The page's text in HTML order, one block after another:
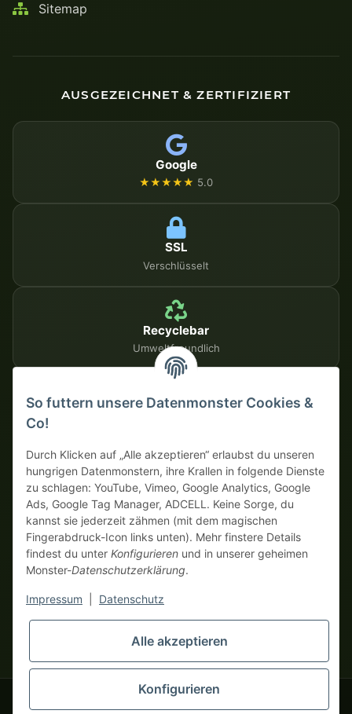
Sitemap
AUSGEZEICHNET & ZERTIFIZIERT
Google
★★★★★ 5.0
SSL
Verschlüsselt
Recyclebar
Umweltfreundlich
SICHERE ZAHLUNGSMETHODEN
* Alle Preise zzgl. gesetzlicher USt., zzgl.
BGB), keine Privatkunden (§ 13 BGB).
Preise in Fremdwährungen dienen der Orientierung und basieren
auf dem aktuellen Wechselkurs. Verbindliche
So futtern unsere Datenmonster Cookies &
Co!
Durch Klicken auf „Alle akzeptieren“ erlaubst du unseren
hungrigen Datenmonstern, ihre Krallen in folgende Dienste
zu schlagen: YouTube, Vimeo, Google Analytics, Google
Ads, Google Tag Manager, ADCELL. Keine Sorge, du
kannst sie jederzeit zähmen (mit dem magischen
Fingerabdruck-Icon links unten). Mehr finstere Details
findest du unter Konfigurieren und in unserer geheimen
Monster-Datenschutzerklärung.
Impressum Datenschutz
Alle akzeptieren
Konfigurieren
Dein WhatsApp-Tor zur
Monster Service Team
von tapemonster.de
Hallo und herzlich
willkommen bei
tapemonster.de Flüstere mir
dein Problem zu – ich klebe